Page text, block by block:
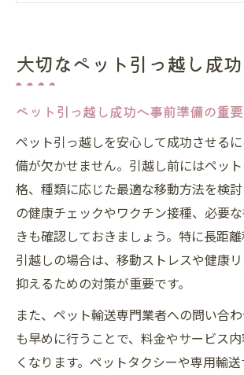
術
ペット引っ越しを支えるフル
とは
ペット引っ越しサービス活用
ペット引っ越しで選ぶべきケ
ペット引っ越しとフルサポー
ペット引っ越し安心の理由を
ストレスを最小限にするペット引
ペット引っ越し前の心身ケア
ペット引っ越し用キャリーや
ペット引っ越し当日の持ち物
ペット引っ越し時に役立つ環
大切なペット引っ越し成
ペット引っ越し成功へ事前準備の重
ペット引っ越しを安心して成功させる
備が欠かせません。引越し前にはペッ
格、種類に応じた最適な移動方法を検
の健康チェックやワクチン接種、必要
きも確認しておきましょう。特に長距
引越しの場合は、移動ストレスや健康
抑えるための対策が重要です。
また、ペット輸送専門業者への問い合
も早めに行うことで、料金やサービス
くなります。ペットタクシーや専用輸